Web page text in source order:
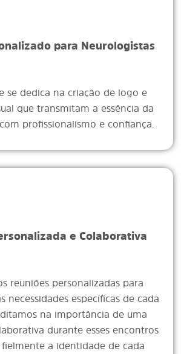
para Neurologistas
se dedica na criação de logo e
que transmitam a essência da
profissionalismo e confiança.
e Colaborativa
reuniões personalizadas para
necessidades específicas de cada
na importância de uma
durante esses encontros
a identidade de cada